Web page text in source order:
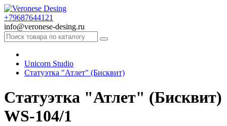
+79687644121
info@veronese-desing.ru
Unicorn Studio
Статуэтка "Атлет" (Бисквит)
Статуэтка "Атлет" (Бисквит)
WS-104/1